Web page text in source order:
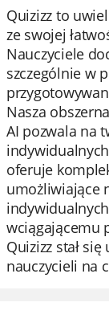
Quizizz to
ze swojej
Nauczyciele
szczególnie w
Nasza
AI pozwala na
oferuje
umożliwiające
wciągającemu
Quizizz stał
nauczycieli na